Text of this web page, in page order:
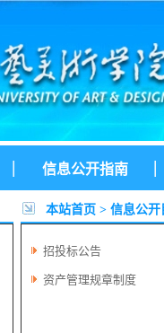
| 信息公开指南 |
本站首页 > 信息公开
招投标公告
资产管理规章制度